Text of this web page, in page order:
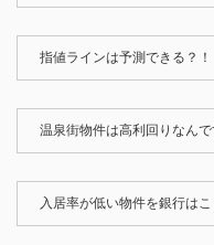
指値ラインは予測できる？！
温泉街物件は高利回りなん
入居率が低い物件を銀行は